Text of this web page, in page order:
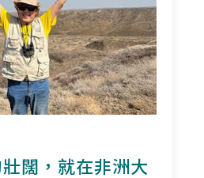
闊，就在非洲大